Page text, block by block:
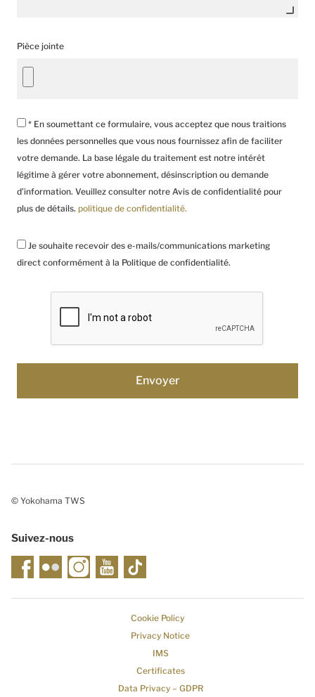
Pièce jointe
* En soumettant ce formulaire, vous acceptez que nous traitions
les données personnelles que vous nous fournissez afin de faciliter
votre demande. La base légale du traitement est notre intérêt
légitime à gérer votre abonnement, désinscription ou demande
d’information. Veuillez consulter notre Avis de confidentialité pour
plus de détails. politique de confidentialité.
Je souhaite recevoir des e-mails/communications marketing
direct conformément à la Politique de confidentialité.
© Yokohama TWS
Suivez-nous
Cookie Policy
Privacy Notice
IMS
Certificates
Data Privacy – GDPR